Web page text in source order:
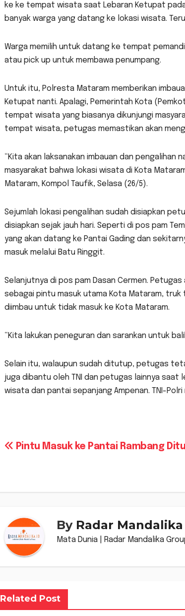
ke ke tempat wisata saat Lebaran Ketupat
banyak warga yang datang ke lokasi wisata.
Warga memilih untuk datang ke tempat
atau pick up untuk membawa penumpang.
Untuk itu, Polresta Mataram memberikan
Ketupat nanti. Apalagi, Pemerintah Kota
tempat wisata yang biasanya dikunjungi
tempat wisata, petugas memastikan akan
“Kita akan laksanakan imbauan dan
masyarakat bahwa lokasi wisata di Kota
Mataram, Kompol Taufik, Selasa (26/5).
Sejumlah lokasi pengalihan sudah disiapkan
disiapkan sejak jauh hari. Seperti di pos pam
yang akan datang ke Pantai Gading dan
masuk melalui Batu Ringgit.
Selanjutnya di pos pam Dasan Cermen.
sebagai pintu masuk utama Kota Mataram, truk
diimbau untuk tidak masuk ke Kota Mataram.
“Kita lakukan peneguran dan sarankan untuk
Selain itu, walaupun sudah ditutup, petugas
juga dibantu oleh TNI dan petugas lainnya
wisata dan pantai sepanjang Ampenan. TNI-
Navigasi
Pintu Masuk ke Pantai Rambang
By Radar Mandalika
Mata Dunia | Radar Mandalika
Related Post